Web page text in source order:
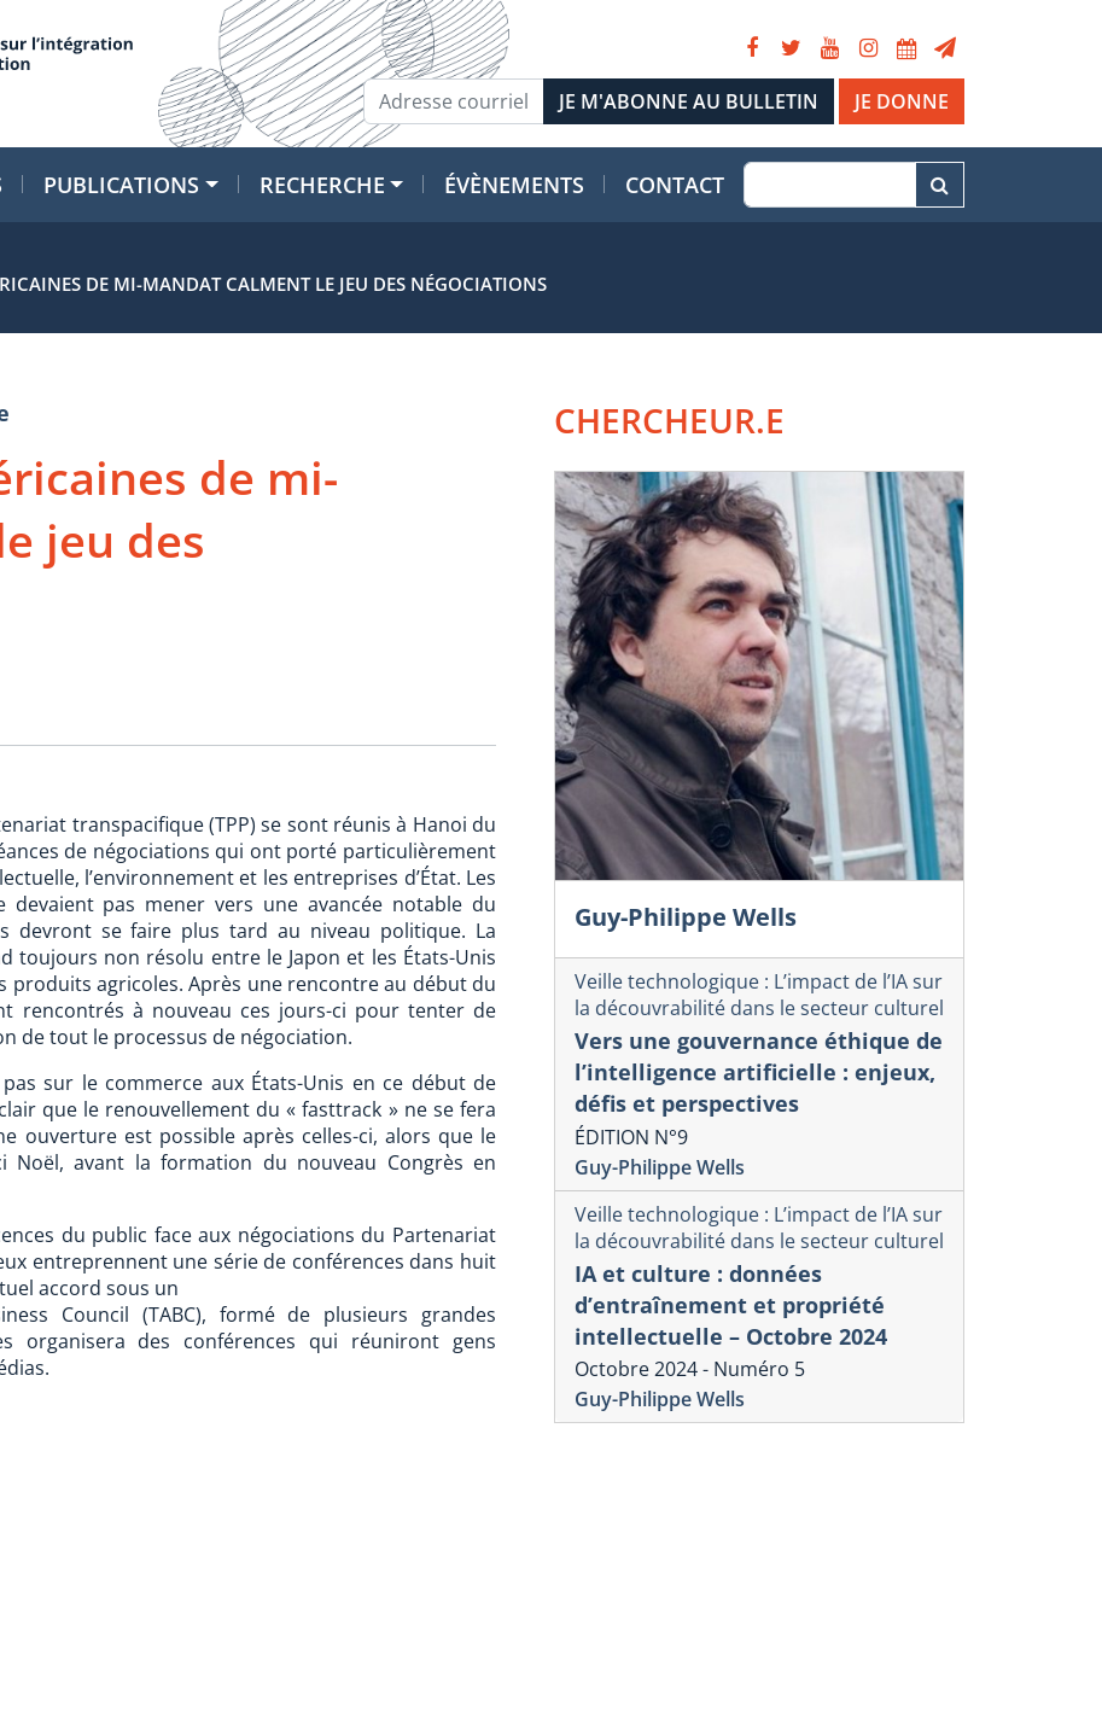
JE DONNE
PUBLICATIONS RECHERCHE ÉVÈNEMENTS CONTACT
DE MI-MANDAT CALMENT LE JEU DES NÉGOCIATIONS
de mi-
jeu des
transpacifique (TPP) se sont réunis à Hanoi du
de négociations qui ont porté particulièrement
l’environnement et les entreprises d’État. Les
devaient pas mener vers une avancée notable du
devront se faire plus tard au niveau politique. La
toujours non résolu entre le Japon et les États-Unis
produits agricoles. Après une rencontre au début du
rencontrés à nouveau ces jours-ci pour tenter de
de tout le processus de négociation.
sur le commerce aux États-Unis en ce début de
que le renouvellement du « fasttrack » ne se fera
ouverture est possible après celles-ci, alors que le
Noël, avant la formation du nouveau Congrès en
du public face aux négociations du Partenariat
entreprennent une série de conférences dans huit
accord sous un
Council (TABC), formé de plusieurs grandes
organisera des conférences qui réuniront gens
CHERCHEUR.E
Guy-Philippe Wells
Veille technologique : L’impact de l’IA sur
la découvrabilité dans le secteur culturel
Vers une gouvernance éthique de
l’intelligence artificielle : enjeux,
défis et perspectives
ÉDITION N°9
Guy-Philippe Wells
Veille technologique : L’impact de l’IA sur
la découvrabilité dans le secteur culturel
IA et culture : données
d’entraînement et propriété
intellectuelle – Octobre 2024
Octobre 2024 - Numéro 5
Guy-Philippe Wells